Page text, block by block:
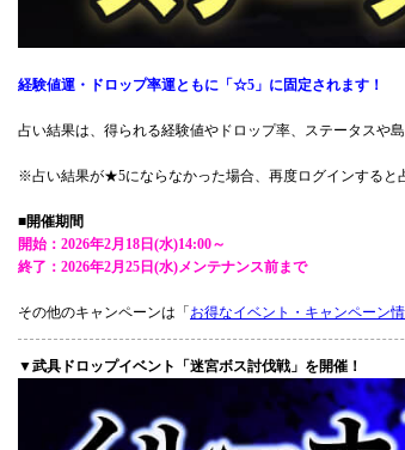
経験値運・ドロップ率運ともに「☆5」に固定されます！
占い結果は、得られる経験値やドロップ率、ステータスや
※占い結果が★5にならなかった場合、再度ログインすると
■開催期間
開始：2026年2月18日(水)14:00～
終了：2026年2月25日(水)メンテナンス前まで
その他のキャンペーンは「 お得なイベント・キャンペーン情
▼武具ドロップイベント「迷宮ボス討伐戦」を開催！